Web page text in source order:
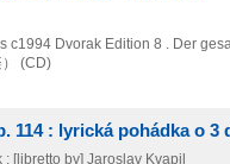
c1994 Dvorak Edition 8 . Der
(CD)
114 : lyrická pohádka o
; [libretto by] Jaroslav Kvapil